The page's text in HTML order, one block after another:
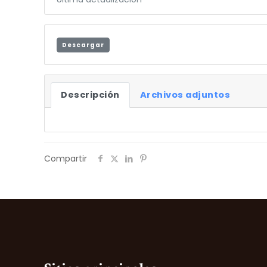
Descargar
Descripción Archivos adjuntos
Compartir